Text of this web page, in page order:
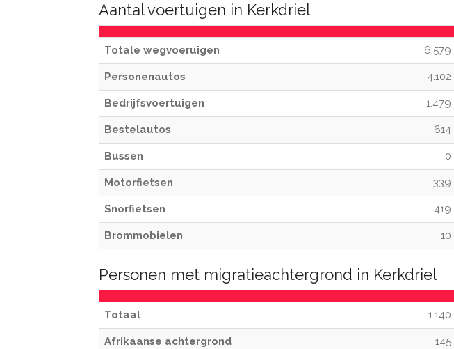
Aantal voertuigen in Kerkdriel
Totale wegvoeruigen 6.579
Personenautos 4.102
Bedrijfsvoertuigen 1.479
Bestelautos 614
Bussen 0
Motorfietsen 339
Snorfietsen 419
Brommobielen 10
Personen met migratieachtergrond in Kerkdriel
Totaal 1.140
Afrikaanse achtergrond 145